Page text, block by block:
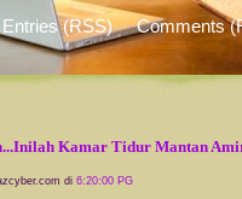
Entries (RSS) Comments
Kamar Tidur Mantan
di 6:20:00 PG